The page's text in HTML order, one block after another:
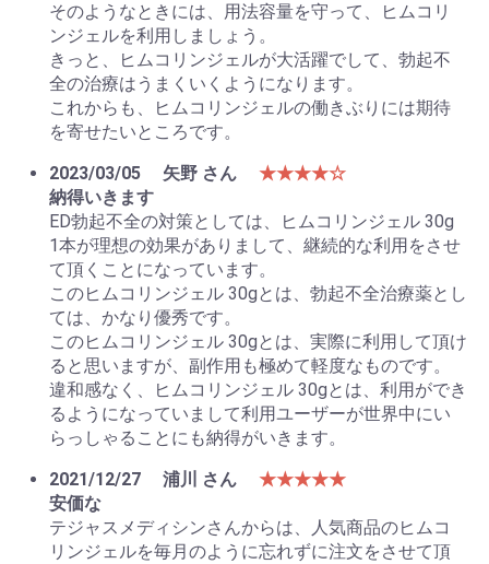
そのようなときには、用法容量を守って、ヒムコリ
ンジェルを利用しましょう。
きっと、ヒムコリンジェルが大活躍でして、勃起不
全の治療はうまくいくようになります。
これからも、ヒムコリンジェルの働きぶりには期待
を寄せたいところです。
2023/03/05
矢野 さん
★★★★☆
納得いきます
ED勃起不全の対策としては、ヒムコリンジェル 30g
1本が理想の効果がありまして、継続的な利用をさせ
て頂くことになっています。
このヒムコリンジェル 30gとは、勃起不全治療薬とし
ては、かなり優秀です。
このヒムコリンジェル 30gとは、実際に利用して頂け
ると思いますが、副作用も極めて軽度なものです。
違和感なく、ヒムコリンジェル 30gとは、利用ができ
るようになっていまして利用ユーザーが世界中にい
らっしゃることにも納得がいきます。
2021/12/27
浦川 さん
★★★★★
安価な
テジャスメディシンさんからは、人気商品のヒムコ
リンジェルを毎月のように忘れずに注文をさせて頂